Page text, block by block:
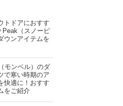
トドアにおすす
Peak（スノーピ
ウンアイテムを
モンベル）のダ
で寒い時期のア
快適に！おすす
をご紹介